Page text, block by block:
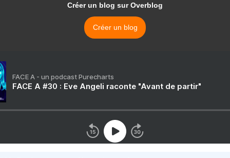
Créer un blog sur Overblog
Créer un blog
FACE A - un podcast Purecharts
FACE A #30 : Eve Angeli raconte "Avant de partir"